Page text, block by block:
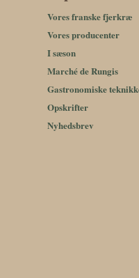
Vores franske fjerkræ
Vores producenter
I sæson
Marché de Rungis
Gastronomiske
Opskrifter
Nyhedsbrev